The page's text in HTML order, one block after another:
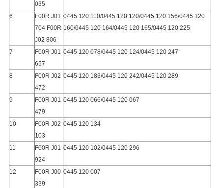
035
6
F00R J01
704 F00R
J02 806
0445 120 110/0445 120 120/0445 120 156/0445 120
160/0445 120 164/0445 120 165/0445 120 225
7
F00R J01
657
0445 120 078/0445 120 124/0445 120 247
8
F00R J02
472
0445 120 183/0445 120 242/0445 120 289
9
F00R J01
479
0445 120 066/0445 120 067
10
F00R J02
103
0445 120 134
11
F00R J01
924
0445 120 102/0445 120 296
12
F00R J00
339
0445 120 007